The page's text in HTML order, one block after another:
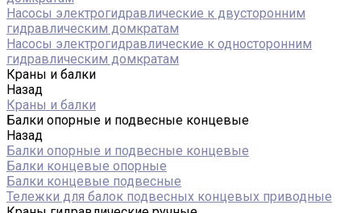
Насосы электрогидравлические к двусторонним
гидравлическим домкратам
Насосы электрогидравлические к односторонним
гидравлическим домкратам
Краны и балки
Назад
Краны и балки
Балки опорные и подвесные концевые
Назад
Балки опорные и подвесные концевые
Балки концевые опорные
Балки концевые подвесные
Тележки для балок подвесных концевых приводные